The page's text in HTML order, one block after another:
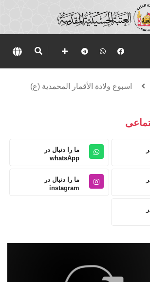
اسبوع ولادة الأقمار المحمدية (ع)
ما را دنبال در
whatsApp
ما را دنبال در
instagram